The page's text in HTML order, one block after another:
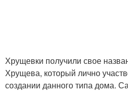
Хрущевки получили свое
Хрущева, который лично
создании данного типа дома.